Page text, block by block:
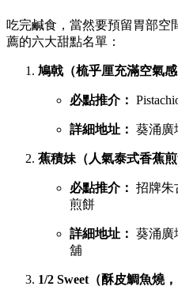
吃完鹹食，當然要預留胃部空
薦的六大甜點名單：
鳩戟（梳乎厘充滿空氣感
必點推介：
詳細地址： 葵涌廣
蕉積妹（人氣泰式香蕉煎
必點推介： 招牌朱
煎餅
詳細地址： 葵涌廣
舖
1/2 Sweet（酥皮鯛魚燒